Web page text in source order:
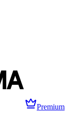
Premium